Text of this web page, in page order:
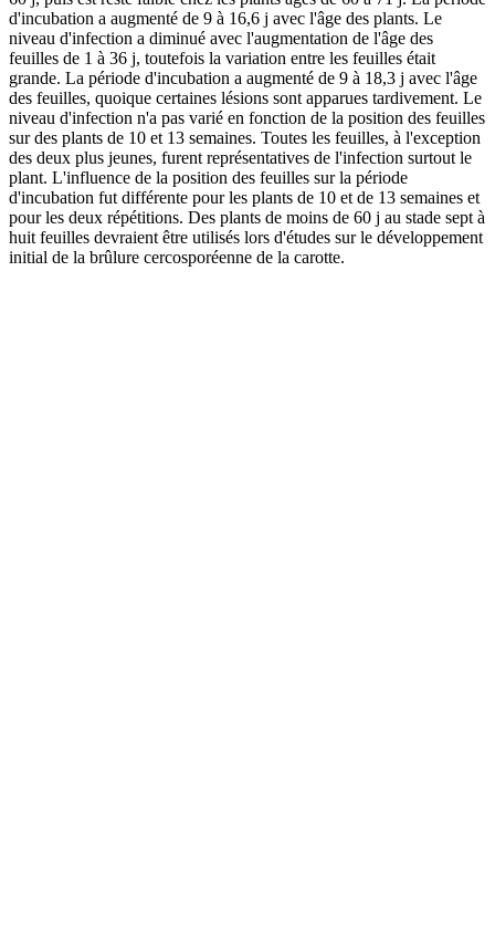
d'incubation a augmenté de 9 à 16,6 j avec l'âge des plants. Le
niveau d'infection a diminué avec l'augmentation de l'âge des
feuilles de 1 à 36 j, toutefois la variation entre les feuilles était
grande. La période d'incubation a augmenté de 9 à 18,3 j avec l'âge
des feuilles, quoique certaines lésions sont apparues tardivement. Le
niveau d'infection n'a pas varié en fonction de la position des feuilles
sur des plants de 10 et 13 semaines. Toutes les feuilles, à l'exception
des deux plus jeunes, furent représentatives de l'infection surtout le
plant. L'influence de la position des feuilles sur la période
d'incubation fut différente pour les plants de 10 et de 13 semaines et
pour les deux répétitions. Des plants de moins de 60 j au stade sept à
huit feuilles devraient être utilisés lors d'études sur le développement
initial de la brûlure cercosporéenne de la carotte.